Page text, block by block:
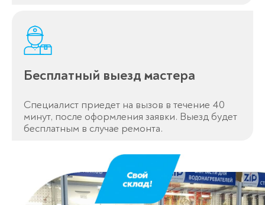
Бесплатный выезд мастера
Специалист приедет на вызов в течение 40
минут, после оформления заявки. Выезд будет
бесплатным в случае ремонта.